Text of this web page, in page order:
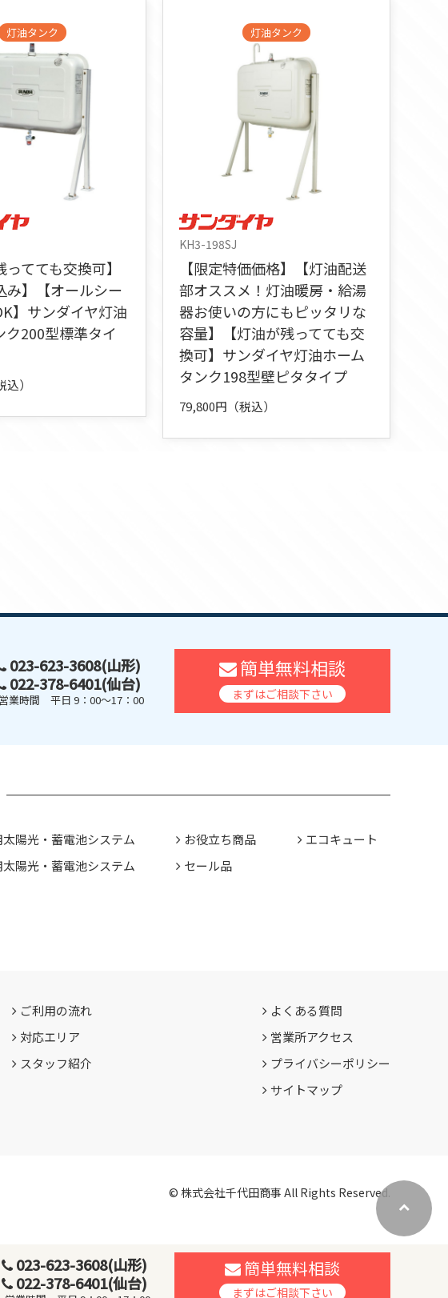
灯油タンク
ってても交換可】
み】【オールシー
】サンダイヤ灯油
ク200型標準タイ
）
灯油タンク
KH3-198SJ
【限定特価価格】【灯油配送
部オススメ！灯油暖房・給湯
器お使いの方にもピッタリな
容量】【灯油が残ってても交
換可】サンダイヤ灯油ホーム
タンク198型壁ピタタイプ
79,800円（税込）
023-623-3608(山形)
022-378-6401(仙台)
営業時間 平日 9：00～17：00
簡単無料相談
まずはご相談下さい
陽光・蓄電池システム
陽光・蓄電池システム
お役立ち商品
セール品
エコキュート
ご利用の流れ
対応エリア
スタッフ紹介
よくある質問
営業所アクセス
プライバシーポリシー
サイトマップ
© 株式会社千代田商事 All Rights Reserved.
023-623-3608(山形)
022-378-6401(仙台)
簡単無料相談
まずはご相談下さい